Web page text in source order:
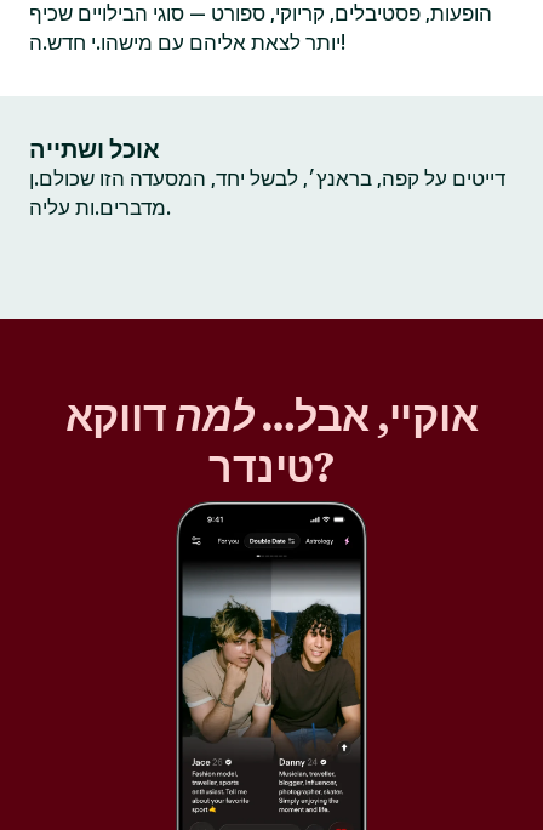
הופעות, פסטיבלים, קריוקי, ספורט — סוגי הבילויים שכיף
יותר לצאת אליהם עם מישהו.י חדש.ה!
אוכל ושתייה
דייטים על קפה, בראנץ׳, לבשל יחד, המסעדה הזו שכולם.ן
מדברים.ות עליה.
אוקיי, אבל…למהדווקא
טינדר?